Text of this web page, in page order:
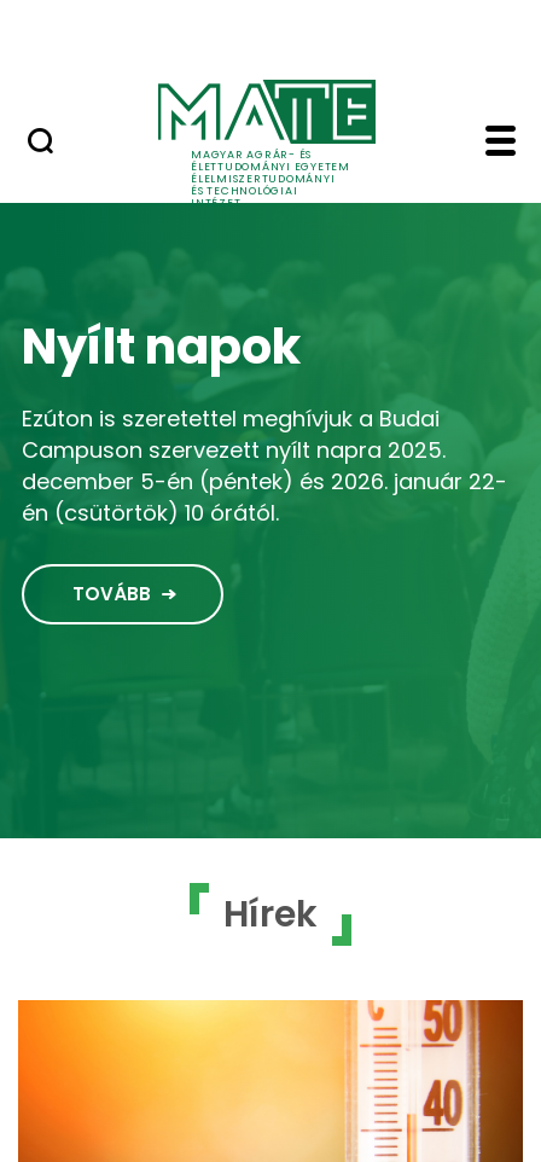
MAGYAR AGRÁR- ÉS
ÉLETTUDOMÁNYI EGYETEM
ÉLELMISZERTUDOMÁNYI
ÉS TECHNOLÓGIAI
INTÉZET
Home -
Nyílt napok
Ezúton is szeretettel meghívjuk a Budai
Campuson szervezett nyílt napra 2025.
december 5-én (péntek) és 2026. január 22-
én (csütörtök) 10 órától.
TOVÁBB
Hírek